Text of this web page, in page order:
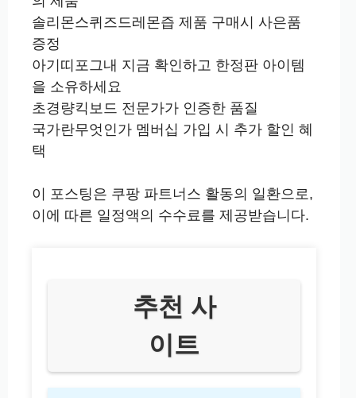
솔리몬스퀴즈드레몬즙 제품 구매시 사은품
증정
아기띠포그내 지금 확인하고 한정판 아이템
을 소유하세요
초경량킥보드 전문가가 인증한 품질
국가란무엇인가 멤버십 가입 시 추가 할인 혜
택
이 포스팅은 쿠팡 파트너스 활동의 일환으로,
이에 따른 일정액의 수수료를 제공받습니다.
추천 사
이트